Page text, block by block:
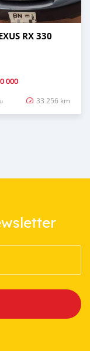
RX 330
000
33 256 km